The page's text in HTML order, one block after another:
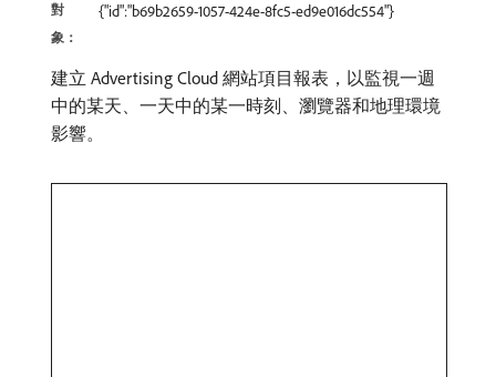
對
象：
{"id":"b69b2659-1057-424e-8fc5-ed9e016dc554"}
建立 Advertising Cloud 網站項目報表，以監視一週
中的某天、一天中的某一時刻、瀏覽器和地理環境
影響。